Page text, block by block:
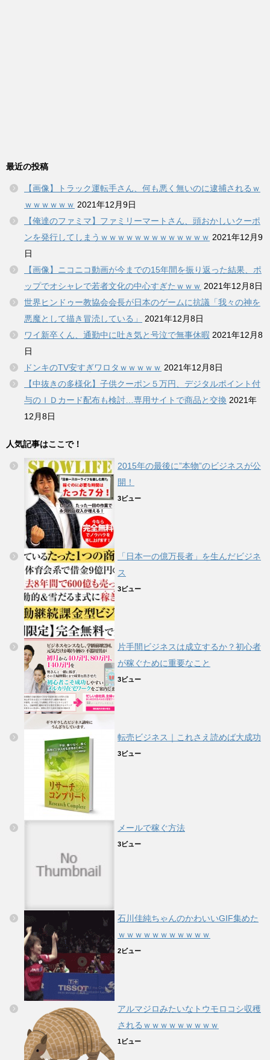
最近の投稿
【画像】トラック運転手さん、何も悪く無いのに逮捕されるｗ
ｗｗｗｗｗｗ 2021年12月9日
【俺達のファミマ】ファミリーマートさん、頭おかしいクーポ
ンを発行してしまうｗｗｗｗｗｗｗｗｗｗｗｗｗ 2021年12月9
日
【画像】ニコニコ動画が今までの15年間を振り返った結果、ポ
ップでオシャレで若者文化の中心すぎたｗｗｗ 2021年12月8日
世界ヒンドゥー教協会会長が日本のゲームに抗議「我々の神を
悪魔として描き冒涜している」
2021年12月8日
ワイ新卒くん、通勤中に吐き気と号泣で無事休暇 2021年12月8
日
ドンキのTV安すぎワロタｗｗｗｗｗ 2021年12月8日
【中抜きの多様化】子供クーポン５万円、デジタルポイント付
与のＩＤカード配布も検討…専用サイトで商品と交換 2021年
12月8日
人気記事はここで！
2015年の最後に”本物”のビジネスが公
開！
3ビュー
「日本一の億万長者」を生んだビジネ
ス
3ビュー
片手間ビジネスは成立するか？初心者
が稼ぐために重要なこと
3ビュー
転売ビジネス｜これさえ読めば大成功
3ビュー
メールで稼ぐ方法
3ビュー
石川佳純ちゃんのかわいいGIF集めた
ｗｗｗｗｗｗｗｗｗｗｗ
2ビュー
アルマジロみたいなトウモロコシ収穫
されるｗｗｗｗｗｗｗｗｗ
1ビュー